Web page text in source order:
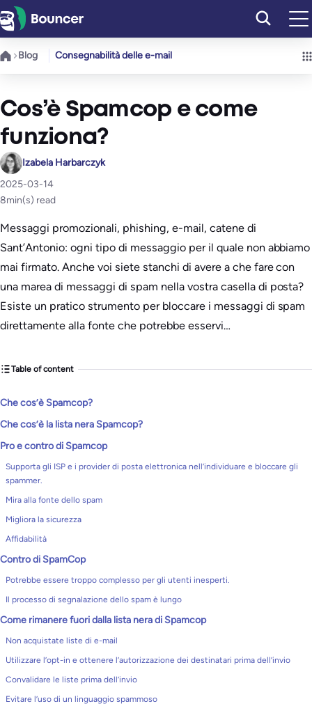
Vai
al
contenuto
Blog Consegnabilità delle e-mail
Cos’è Spamcop e come
funziona?
Izabela Harbarczyk
2025-03-14
8min(s) read
Messaggi promozionali, phishing, e-mail, catene di
Sant’Antonio: ogni tipo di messaggio per il quale non abbiamo
mai firmato. Anche voi siete stanchi di avere a che fare con
una marea di messaggi di spam nella vostra casella di posta?
Esiste un pratico strumento per bloccare i messaggi di spam
direttamente alla fonte che potrebbe esservi…
Table of content
Che cos’è Spamcop?
Che cos’è la lista nera Spamcop?
Pro e contro di Spamcop
Supporta gli ISP e i provider di posta elettronica nell’individuare e bloccare gli
spammer.
Mira alla fonte dello spam
Migliora la sicurezza
Affidabilità
Contro di SpamCop
Potrebbe essere troppo complesso per gli utenti inesperti.
Il processo di segnalazione dello spam è lungo
Come rimanere fuori dalla lista nera di Spamcop
Non acquistate liste di e-mail
Utilizzare l’opt-in e ottenere l’autorizzazione dei destinatari prima dell’invio
Convalidare le liste prima dell’invio
Evitare l’uso di un linguaggio spammoso